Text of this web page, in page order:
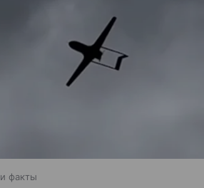
факты